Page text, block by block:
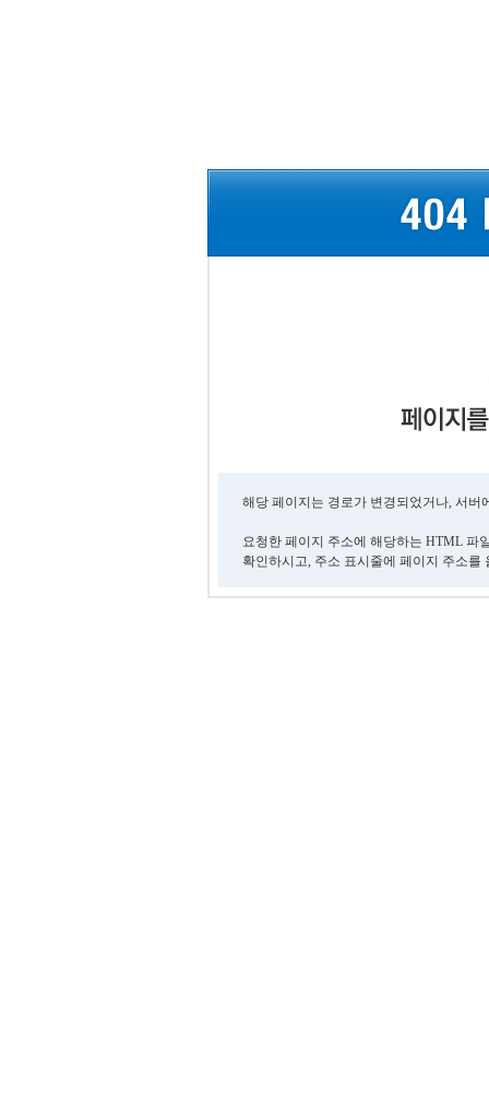
해당 페이지는 경로가 변경되었거나, 서
요청한 페이지 주소에 해당하는 HTML 파
확인하시고, 주소 표시줄에 페이지 주소